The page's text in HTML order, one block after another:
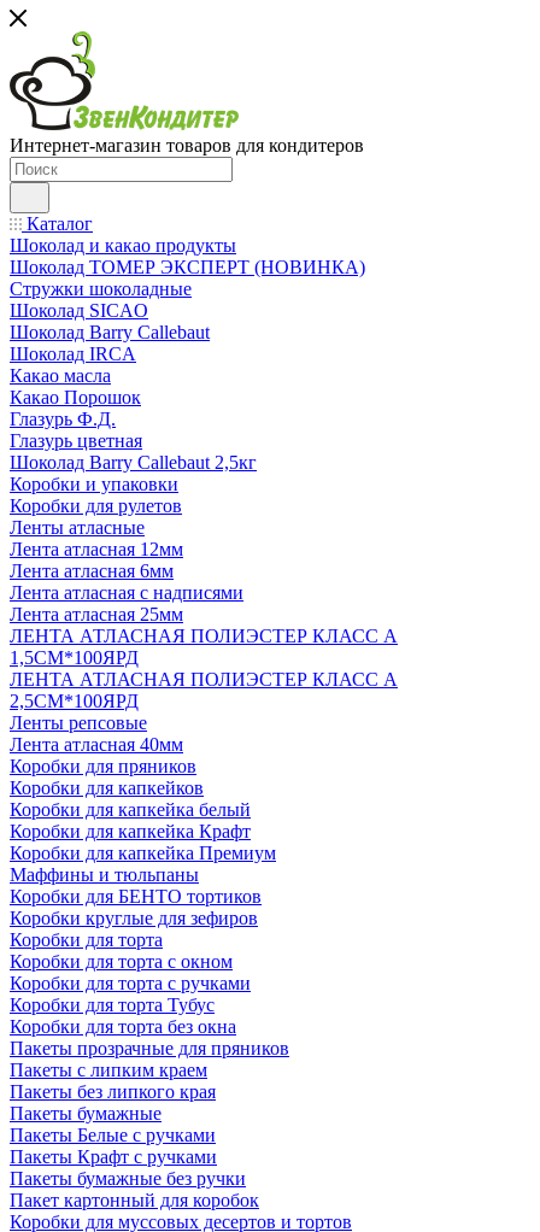
Интернет-магазин товаров для кондитеров
Каталог
Шоколад и какао продукты
Шоколад ТОМЕР ЭКСПЕРТ (НОВИНКА)
Стружки шоколадные
Шоколад SICAO
Шоколад Barry Callebaut
Шоколад IRCA
Какао масла
Какао Порошок
Глазурь Ф.Д.
Глазурь цветная
Шоколад Barry Callebaut 2,5кг
Коробки и упаковки
Коробки для рулетов
Ленты атласные
Лента атласная 12мм
Лента атласная 6мм
Лента атласная с надписями
Лента атласная 25мм
ЛЕНТА АТЛАСНАЯ ПОЛИЭСТЕР КЛАСС А
1,5СМ*100ЯРД
ЛЕНТА АТЛАСНАЯ ПОЛИЭСТЕР КЛАСС А
2,5СМ*100ЯРД
Ленты репсовые
Лента атласная 40мм
Коробки для пряников
Коробки для капкейков
Коробки для капкейка белый
Коробки для капкейка Крафт
Коробки для капкейка Премиум
Маффины и тюльпаны
Коробки для БЕНТО тортиков
Коробки круглые для зефиров
Коробки для торта
Коробки для торта с окном
Коробки для торта с ручками
Коробки для торта Тубус
Коробки для торта без окна
Пакеты прозрачные для пряников
Пакеты с липким краем
Пакеты без липкого края
Пакеты бумажные
Пакеты Белые с ручками
Пакеты Крафт с ручками
Пакеты бумажные без ручки
Пакет картонный для коробок
Коробки для муссовых десертов и тортов